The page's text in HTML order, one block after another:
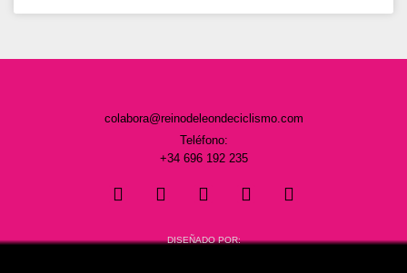
colabora@reinodeleondeciclismo.com
Teléfono:
+34 696 192 235
DISEÑADO POR: